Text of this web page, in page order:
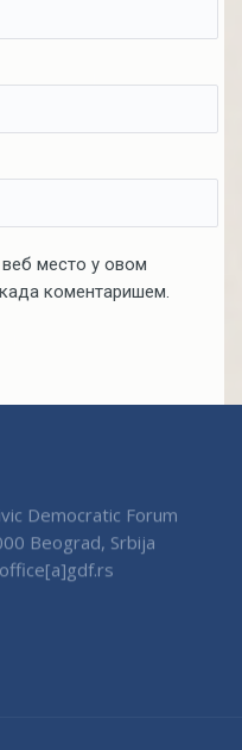
веб место у овом
коментаришем.
Democratic Forum
Beograd, Srbija